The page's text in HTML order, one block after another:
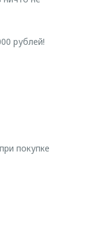
рублей!
покупке